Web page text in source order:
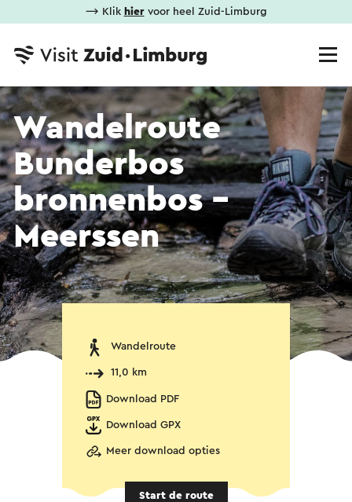
⟶ Klik hiervoor heel Zuid-Limburg
Wandelroute
Bunderbos
bronnenbos -
Meerssen
Wandelroute
11,0 km
Download PDF
Download GPX
Meer download opties
Start de route